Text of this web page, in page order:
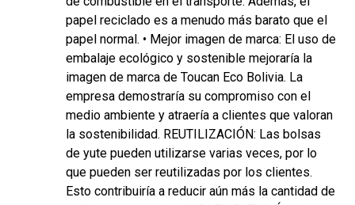
papel reciclado es a menudo más barato que el
papel normal. • Mejor imagen de marca: El uso de
embalaje ecológico y sostenible mejoraría la
imagen de marca de Toucan Eco Bolivia. La
empresa demostraría su compromiso con el
medio ambiente y atraería a clientes que valoran
la sostenibilidad. REUTILIZACIÓN: Las bolsas
de yute pueden utilizarse varias veces, por lo
que pueden ser reutilizadas por los clientes.
Esto contribuiría a reducir aún más la cantidad de